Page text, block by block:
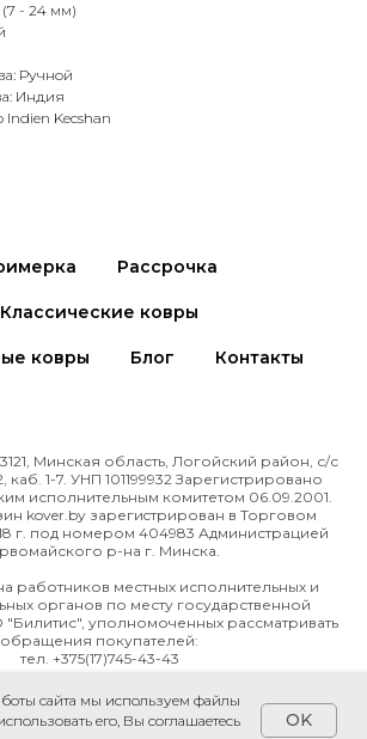
- 24 мм)
Ручной
Индия
Indien Kecshan
сайта мы используем файлы
его, Вы соглашаетесь
OK
Рассрочка
Классические ковры
ковры Блог Контакты
Минская область, Логойский район, с/с
каб. 1-7. УНП 101199932 Зарегистрировано
исполнительным комитетом 06.09.2001.
kover.by зарегиcтрирован в Торговом
г. под номером 404983 Администрацией
р-на г. Минска.
работников местных исполнительных и
органов по месту государственной
уполномоченных рассматривать
обращения покупателей:
тел. +375(17)745-43-43
работы интернет-магазина:
Будние дни: 10.00-20.00;
19.00; Воскресенье: 11.00-19.00